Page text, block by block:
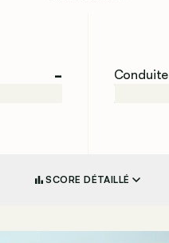
- Conduite
SCORE DÉTAILLÉ